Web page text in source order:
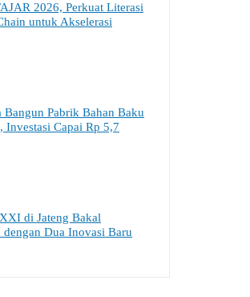
2026, Perkuat Literasi
untuk Akselerasi
Bangun Pabrik Bahan Baku
Investasi Capai Rp 5,7
di Jateng Bakal
dengan Dua Inovasi Baru